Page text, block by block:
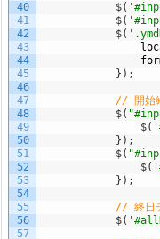
40
41
42
43
44
45
46
47
48
49
50
51
52
53
54
55
56
57
$(
$(
$(
} ) ;
// 開始
$(
$(
} ) ;
$(
$(
} ) ;
// 終日
$(